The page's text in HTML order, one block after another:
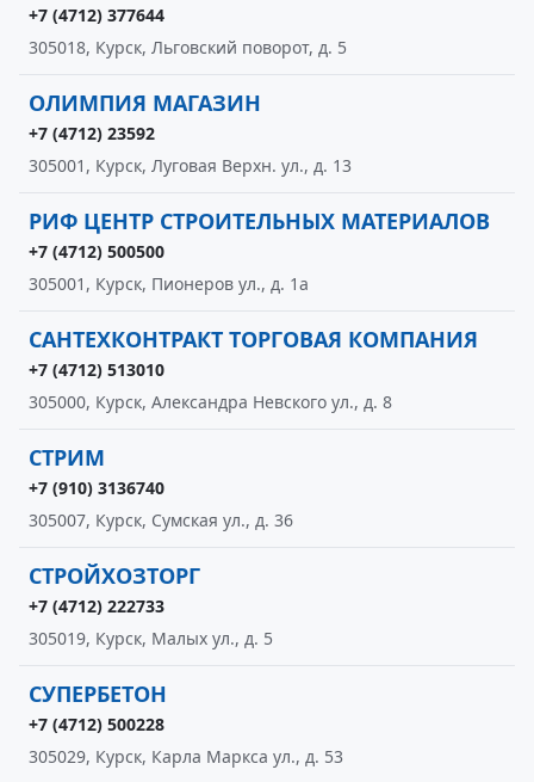
+7 (4712) 377644
305018, Курск, Льговский поворот, д. 5
ОЛИМПИЯ МАГАЗИН
+7 (4712) 23592
305001, Курск, Луговая Верхн. ул., д. 13
РИФ ЦЕНТР СТРОИТЕЛЬНЫХ МАТЕРИАЛОВ
+7 (4712) 500500
305001, Курск, Пионеров ул., д. 1а
САНТЕХКОНТРАКТ ТОРГОВАЯ КОМПАНИЯ
+7 (4712) 513010
305000, Курск, Александра Невского ул., д. 8
СТРИМ
+7 (910) 3136740
305007, Курск, Сумская ул., д. 36
СТРОЙХОЗТОРГ
+7 (4712) 222733
305019, Курск, Малых ул., д. 5
СУПЕРБЕТОН
+7 (4712) 500228
305029, Курск, Карла Маркса ул., д. 53